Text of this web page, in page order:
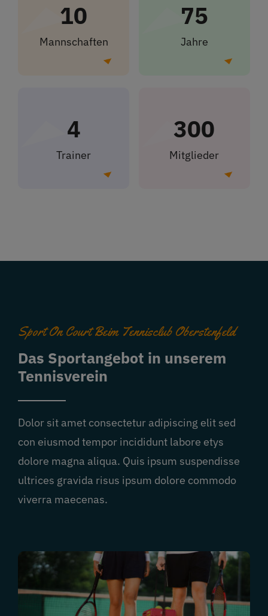
10
Mannschaften
75
Jahre
4
Trainer
300
Mitglieder
Sport On Court Beim Tennisclub Oberstenfeld
Das Sportangebot in unserem
Tennisverein
Dolor sit amet consectetur adipiscing elit sed
con eiusmod tempor incididunt labore etys
dolore magna aliqua. Quis ipsum suspendisse
ultrices gravida risus ipsum dolore commodo
viverra maecenas.